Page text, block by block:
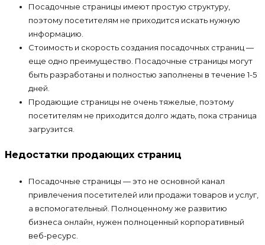
Посадочные страницы имеют простую структуру,
поэтому посетителям не приходится искать нужную
информацию.
Стоимость и скорость создания посадочных страниц —
еще одно преимущество. Посадочные страницы могут
быть разработаны и полностью заполнены в течение 1-5
дней.
Продающие страницы не очень тяжелые, поэтому
посетителям не приходится долго ждать, пока страница
загрузится.
Недостатки продающих страниц
Посадочные страницы — это не основной канал
привлечения посетителей или продажи товаров и услуг,
а вспомогательный. Полноценному же развитию
бизнеса онлайн, нужен полноценный корпоративный
веб-ресурс.